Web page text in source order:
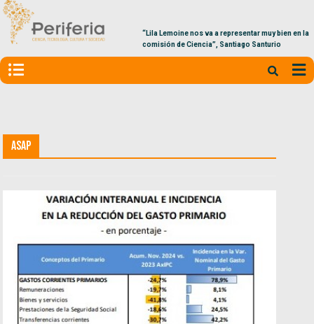
“Lila Lemoine nos va a representar muy bien en la
comisión de Ciencia”, Santiago Santurio
ASAP